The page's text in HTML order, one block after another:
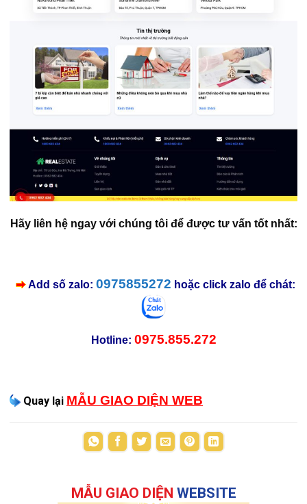
Hãy liên hệ ngay với chúng tôi để được tư vấn tốt nhất:
Add số zalo: 0975855272 hoặc click zalo để chát:
Hotline: 0975.855.272
Quay lại MẪU GIAO DIỆN WEB
MẪU GIAO DIỆN WEBSITE